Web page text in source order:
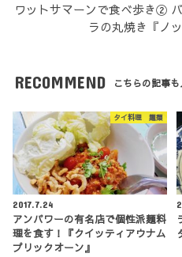
ワットサマーンで食べ歩き②
ラの丸焼き『ノ
RECOMMEND こちらの記事も
タイ料理 麺類
2017.7.24
アンパワーの有名店で個性派麺料
理を食す！『クイッティアウナム
プリックオーン』